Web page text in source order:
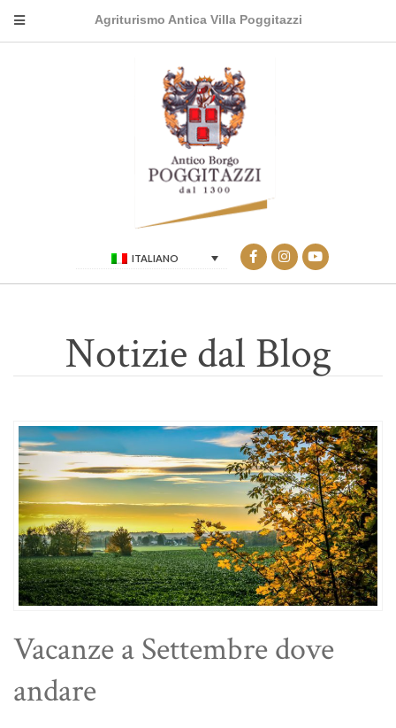
Agriturismo Antica Villa Poggitazzi
ITALIANO
Notizie dal Blog
Vacanze a Settembre dove
andare